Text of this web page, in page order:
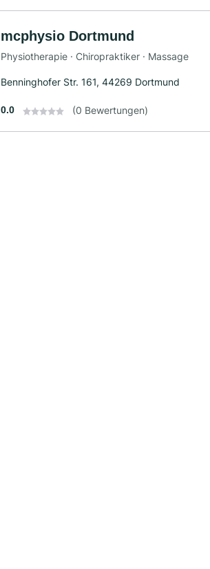
mcphysio Dortmund
Physiotherapie · Chiropraktiker · Massage
Benninghofer Str. 161, 44269 Dortmund
0.0 (0 Bewertungen)